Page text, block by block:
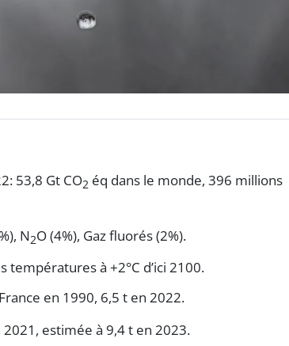
53,8 Gt CO2 éq dans le monde, 396 millions
N2O (4%), Gaz fluorés (2%).
températures à +2°C d’ici 2100.
en 1990, 6,5 t en 2022.
estimée à 9,4 t en 2023.